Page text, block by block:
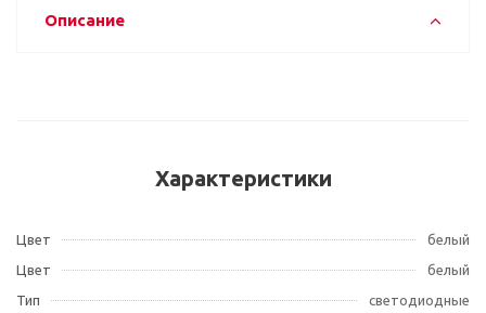
Описание
Характеристики
Цвет
белый
Цвет
белый
Тип
светодиодные